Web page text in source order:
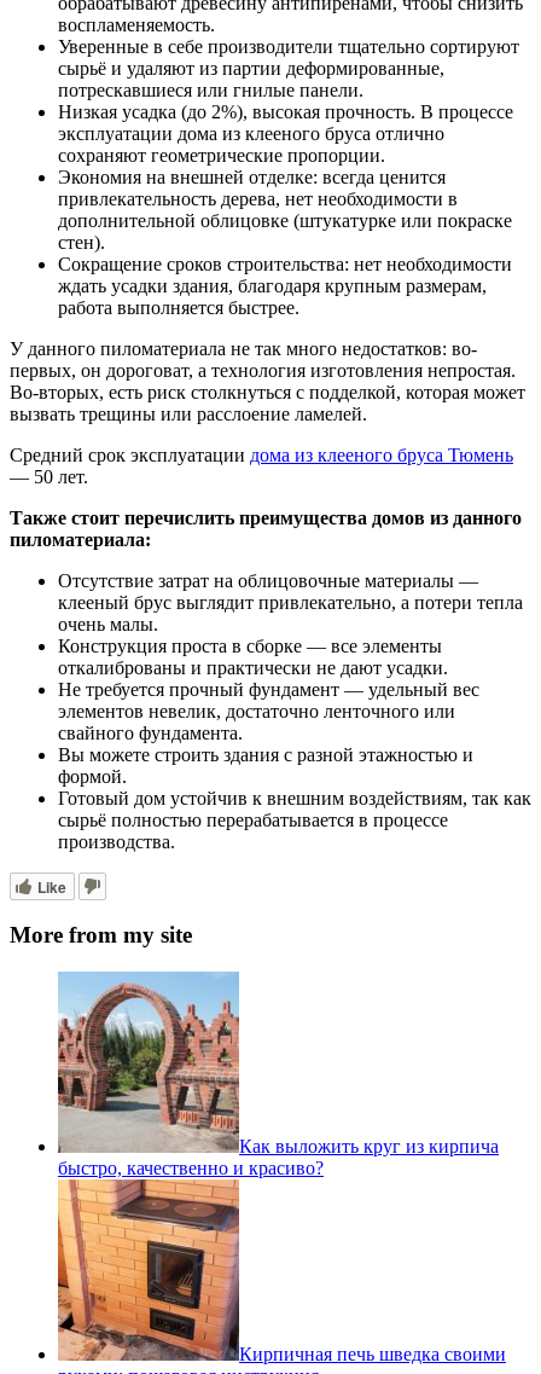
воспламеняемость.
Уверенные в себе производители тщательно сортируют
сырьё и удаляют из партии деформированные,
потрескавшиеся или гнилые панели.
Низкая усадка (до 2%), высокая прочность. В процессе
эксплуатации дома из клееного бруса отлично
сохраняют геометрические пропорции.
Экономия на внешней отделке: всегда ценится
привлекательность дерева, нет необходимости в
дополнительной облицовке (штукатурке или покраске
стен).
Сокращение сроков строительства: нет необходимости
ждать усадки здания, благодаря крупным размерам,
работа выполняется быстрее.
У данного пиломатериала не так много недостатков: во-
первых, он дороговат, а технология изготовления непростая.
Во-вторых, есть риск столкнуться с подделкой, которая может
вызвать трещины или расслоение ламелей.
Средний срок эксплуатации дома из клееного бруса Тюмень
— 50 лет.
Также стоит перечислить преимущества домов из данного
пиломатериала:
Отсутствие затрат на облицовочные материалы —
клееный брус выглядит привлекательно, а потери тепла
очень малы.
Конструкция проста в сборке — все элементы
откалиброваны и практически не дают усадки.
Не требуется прочный фундамент — удельный вес
элементов невелик, достаточно ленточного или
свайного фундамента.
Вы можете строить здания с разной этажностью и
формой.
Готовый дом устойчив к внешним воздействиям, так как
сырьё полностью перерабатывается в процессе
производства.
Like
More from my site
Как выложить круг из кирпича
быстро, качественно и красиво?
Кирпичная печь шведка своими